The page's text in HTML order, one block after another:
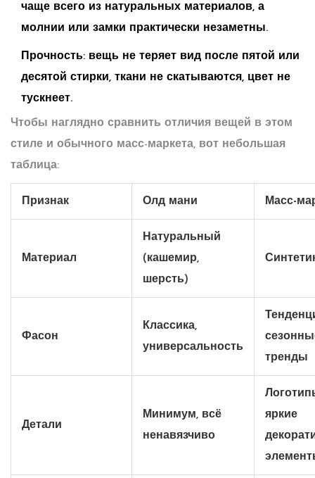
чаще всего из натуральных материалов, а
молнии или замки практически незаметны.
Прочность: вещь не теряет вид после пятой или
десятой стирки, ткани не скатываются, цвет не
тускнеет.
Чтобы наглядно сравнить отличия вещей в этом
стиле и обычного масс-маркета, вот небольшая
таблица:
Признак Олд мани Масс-
Материал
Натуральный
(кашемир,
шерсть)
Фасон
Классика,
универсальность
тренды
Детали
Минимум, всё
ненавязчиво
яркие